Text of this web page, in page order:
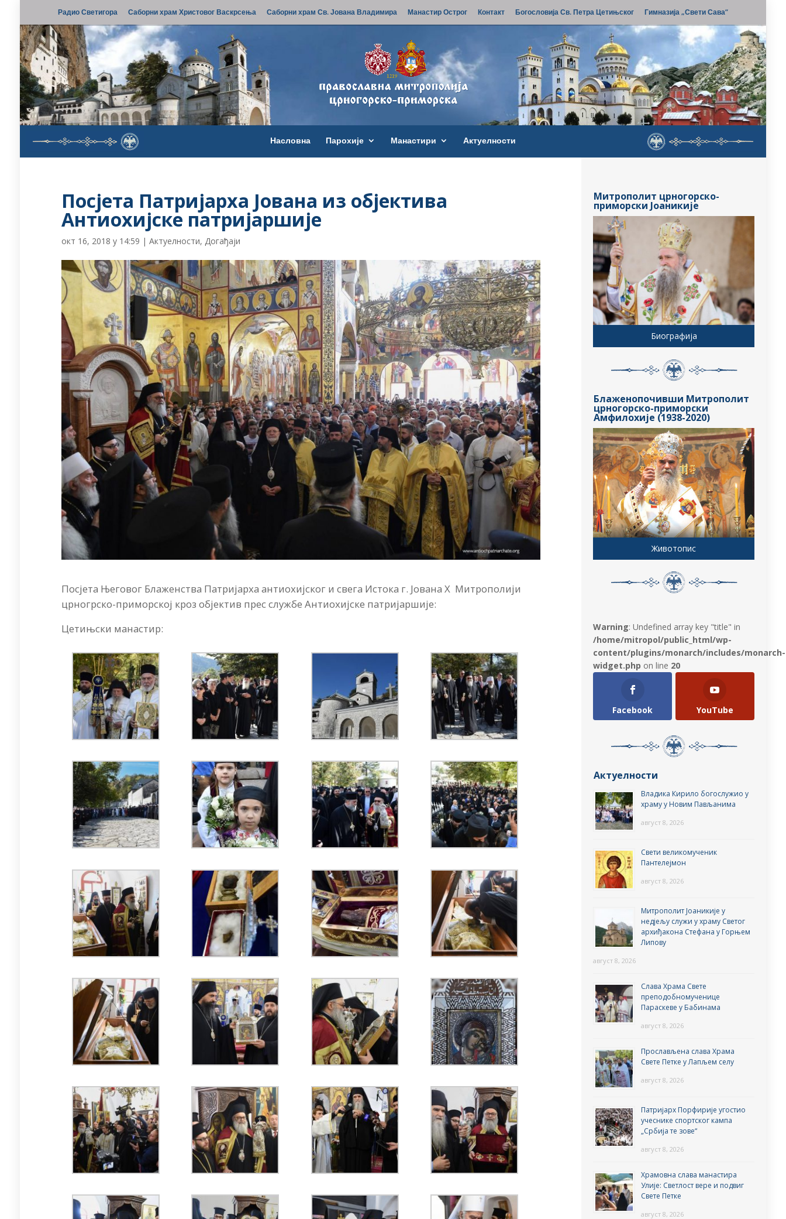
Радио Светигора Саборни храм Христовог Васкрсења Саборни храм Св. Јована Владимира Манастир Острог Контакт Богословија Св. Петра Цетињског Гимназија „Свети Сава“
Насловна Парохије Манастири Актуелности
Посјета Патријарха Јована из објектива
Антиохијске патријаршије
окт 16, 2018 у 14:59 |Актуелности,Догађаји
Посјета Његовог Блаженства Патријарха антиохијског и свега Истока г. Јована X Митрополији
црногрско-приморској кроз објектив прес службе Антиохијске патријаршије:
Цетињски манастир:
Митрополит црногорско-
приморски Јоаникије
Биографија
Блаженопочивши Митрополит
црногорско-приморски
Амфилохије (1938-2020)
Животопис
Warning: Undefined array key "title" in
/home/mitropol/public_html/wp-
content/plugins/monarch/includes/monarch-
widget.php on line 20
Facebook YouTube
Актуелности
Владика Кирило богослужио у
храму у Новим Пављанима
август 8, 2026
Свети великомученик
Пантелејмон
август 8, 2026
Митрополит Јоаникије у
недјељу служи у храму Светог
архиђакона Стефана у Горњем
Липову
август 8, 2026
Слава Храма Свете
преподобномученице
Параскеве у Бабинама
август 8, 2026
Прослављена слава Храма
Свете Петке у Лапљем селу
август 8, 2026
Патријарх Порфирије угостио
учеснике спортског кампа
„Србија те зове“
август 8, 2026
Храмовна слава манастира
Улије: Светлост вере и подвиг
Свете Петке
август 8, 2026